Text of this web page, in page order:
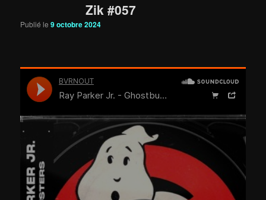
Zik #057
Publié le9 octobre 2024